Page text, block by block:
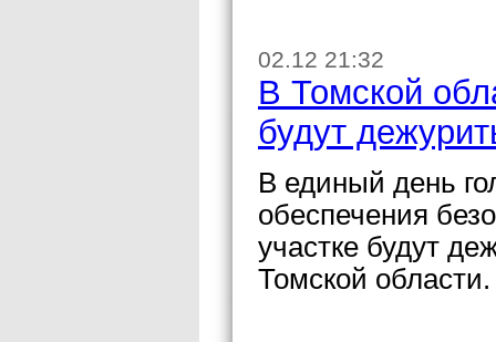
02.12 21:32
В Томской
будут
В единый день
обеспечения
участке будут
Томской области.